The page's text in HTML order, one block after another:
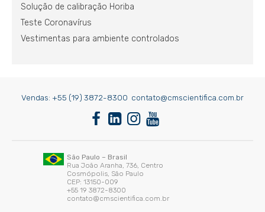
Solução de calibração Horiba
Teste Coronavírus
Vestimentas para ambiente controlados
Vendas: +55 (19) 3872-8300 contato@cmscientifica.com.br
São Paulo – Brasil
Rua João Aranha, 736, Centro
Cosmópolis, São Paulo
CEP: 13150-009
+55 19 3872-8300
contato@cmscientifica.com.br